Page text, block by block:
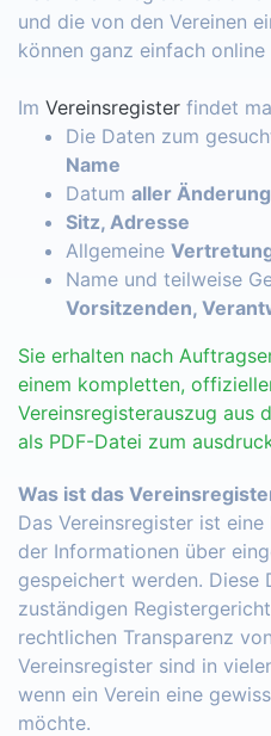
und die von den Vereinen
können ganz einfach
Im Vereinsregister findet
Die Daten zum
Name
Datum aller
Sitz, Adresse
Allgemeine
Name und teilweise
Vorsitzenden,
Sie erhalten nach
einem kompletten,
Vereinsregisterauszug aus
als PDF-Datei zum
Was ist das
Das Vereinsregister ist
der Informationen über
gespeichert werden. Diese
zuständigen
rechtlichen Transparenz
Vereinsregister sind in
wenn ein Verein eine
möchte.